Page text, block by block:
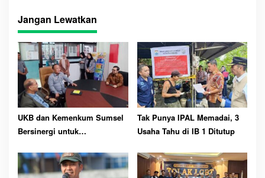
ts
A
pp
t re
Jangan Lewatkan
UKB dan Kemenkum Sumsel
Bersinergi untuk
Intelektual
Tak Punya IPAL Memadai, 3
Usaha Tahu di IB 1 Ditutup